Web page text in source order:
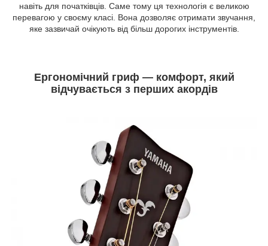
навіть для початківців. Саме тому ця технологія є великою
перевагою у своєму класі. Вона дозволяє отримати звучання,
яке зазвичай очікують від більш дорогих інструментів.
Ергономічний гриф — комфорт, який
відчувається з перших акордів